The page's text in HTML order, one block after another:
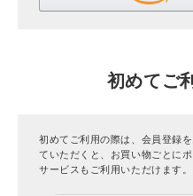
初めてご
初めてご利用の際は、会員登録
ていただくと、お買い物ごとに
サービスもご利用いただけます。